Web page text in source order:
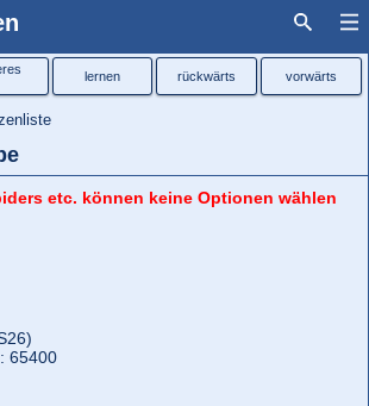
lernen rückwärts vorwärts
etc. können keine Optionen wählen
65400